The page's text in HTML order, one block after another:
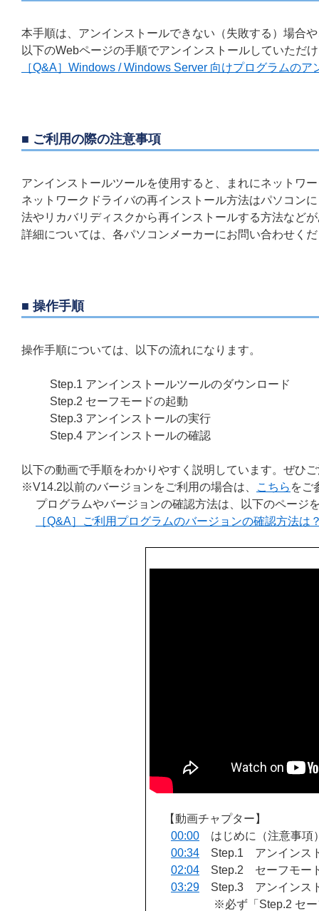
本手順は、アンインストールできない（失敗する）場合
以下のWebページの手順でアンインストールしていただ
［Q&A］Windows / Windows Server 向けプログラムのア
■ ご利用の際の注意事項
アンインストールツールを使用すると、まれにネットワ
ネットワークドライバの再インストール方法はパソコン
法やリカバリディスクから再インストールする方法など
詳細については、各パソコンメーカーにお問い合わせく
■ 操作手順
操作手順については、以下の流れになります。
Step.1 アンインストールツールのダウンロード
Step.2 セーフモードの起動
Step.3 アンインストールの実行
Step.4 アンインストールの確認
以下の動画で手順をわかりやすく説明しています。ぜひ
※V14.2以前のバージョンをご利用の場合は、
こちら をご
プログラムやバージョンの確認方法は、以下のページ
［Q&A］ご利用プログラムのバージョンの確認方法は
【動画チャプター】
00:00 はじめに（注意事項
00:34 Step.1 アンインス
02:04 Step.2 セーフモー
03:29 Step.3 アンインス
※必ず「Step.2 セ